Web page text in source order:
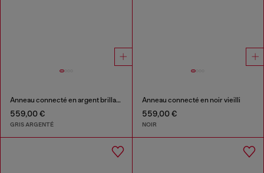
Anneau connecté en argent brillant
559,00 €
GRIS ARGENTÉ
Anneau connecté en noir vieilli
559,00 €
NOIR